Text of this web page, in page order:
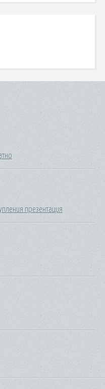
презентация